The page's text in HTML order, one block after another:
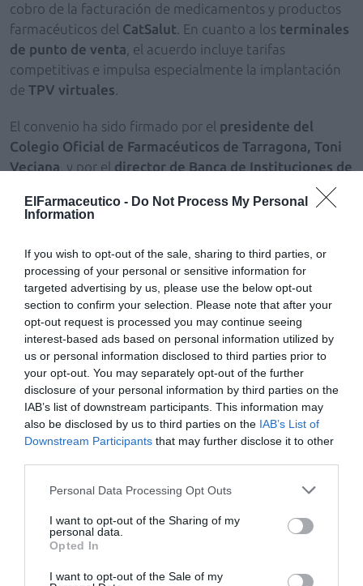
ElFarmaceutico - Do Not Process My Personal
Information
If you wish to opt-out of the sale, sharing to third parties, or
processing of your personal or sensitive information for
targeted advertising by us, please use the below opt-out
section to confirm your selection. Please note that after your
opt-out request is processed you may continue seeing
interest-based ads based on personal information utilized by
us or personal information disclosed to third parties prior to
your opt-out. You may separately opt-out of the further
disclosure of your personal information by third parties on the
IAB’s list of downstream participants. This information may
also be disclosed by us to third parties on the IAB’s List of
Downstream Participants that may further disclose it to other
Personal Data Processing Opt Outs
I want to opt-out of the Sharing of my
personal data.
Opted In
I want to opt-out of the Sale of my
cobro de la facturación de medicamentos y productos
farmacéuticos del CatSalut . En cuanto a los terminales
de punto de venta , el acuerdo incluye tarifas
competitivas e impulsa especialmente la implantación
de TPV virtuales
El convenio ha sido firmado por el presidente del
Colegio Oficial de Farmacéuticos de Tarragona, Toni
Veciana , y por el director de Banca de Instituciones de
CaixaBank en la Dirección Territorial de Cataluña,
Joaquim Macià. A través de este acuerdo, todos los
de productos y servicios financieros orientados al
ahorro y a la financiación, con ventajas adicionales en
función del grado de vinculación con la entidad.
Durante el acto de firma,Joaquim Macià, director de
Banca de Instituciones de CaixaBank en laDT Cataluña
ha destacado el compromiso de la entidad con el sector
farmacéutico, que ha calificado de estratégico, y ha
subrayado “la voluntad de CaixaBank de contribuir a
fortalecer la competitividad del colectivo farmacéutico
mediante soluciones financieras diseñadas
específicamente para dar respuesta a sus necesidades”.
Farmacéuticos de Tarragona, Toni Veciana
, ha
manifestado que “la prioridad del COFT es que los